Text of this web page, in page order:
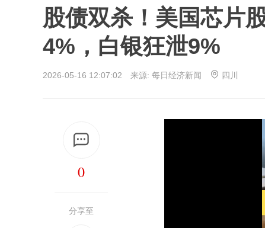
股债双杀！美国芯片
4%，白银狂泄9%
2026-05-16 12:07:02 来源: 每日经济新闻 四川
0
分享至